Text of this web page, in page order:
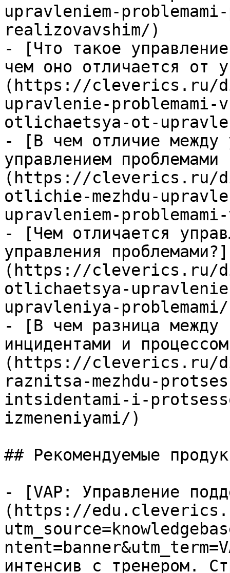
upravleniem-
realizovavshim/)
- [Что такое
чем оно отличается от
(https://cleverics.ru/
upravlenie-
otlichaetsya-ot-
- [В чем отличие между
управлением
(https://cleverics.ru/
otlichie-mezhdu-
upravleniem-
- [Чем отличается
управления проблемами?]
(https://cleverics.ru/
otlichaetsya-
upravleniya-
- [В чем разница между
инцидентами и
(https://cleverics.ru/
raznitsa-mezhdu-
intsidentami-i-
izmeneniyami/)
## Рекомендуемые
- [VAP: Управление
(https://
интенсив с тренером.